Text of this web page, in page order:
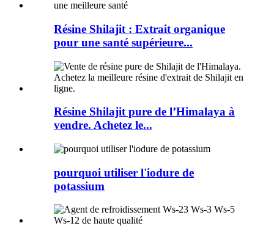
Résine Shilajit : Extrait organique
pour une santé supérieure...
Résine Shilajit pure de l’Himalaya à
vendre. Achetez le...
pourquoi utiliser l'iodure de
potassium